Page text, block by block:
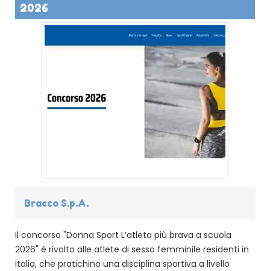
2026
Bracco S.p.A.
Il concorso "Donna Sport L’atleta più brava a scuola
2026" è rivolto alle atlete di sesso femminile residenti in
Italia, che pratichino una disciplina sportiva a livello